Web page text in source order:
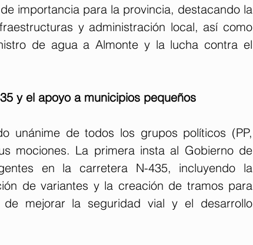
importancia para la provincia, destacando la
y administración local, así como
de agua a Almonte y la lucha contra el
y el apoyo a municipios pequeños
unánime de todos los grupos políticos (PP,
mociones. La primera insta al Gobierno de
en la carretera N-435, incluyendo la
de variantes y la creación de tramos para
mejorar la seguridad vial y el desarrollo